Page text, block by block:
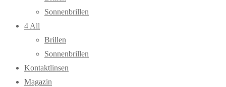
Sonnenbrillen
4 All
Brillen
Sonnenbrillen
Kontaktlinsen
Magazin